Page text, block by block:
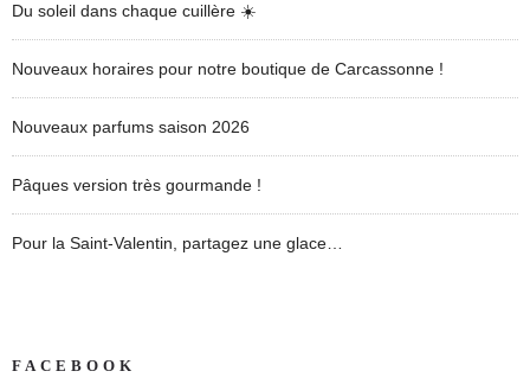
Du soleil dans chaque cuillère ☀️
Nouveaux horaires pour notre boutique de Carcassonne !
Nouveaux parfums saison 2026
Pâques version très gourmande !
Pour la Saint-Valentin, partagez une glace…
FACEBOOK